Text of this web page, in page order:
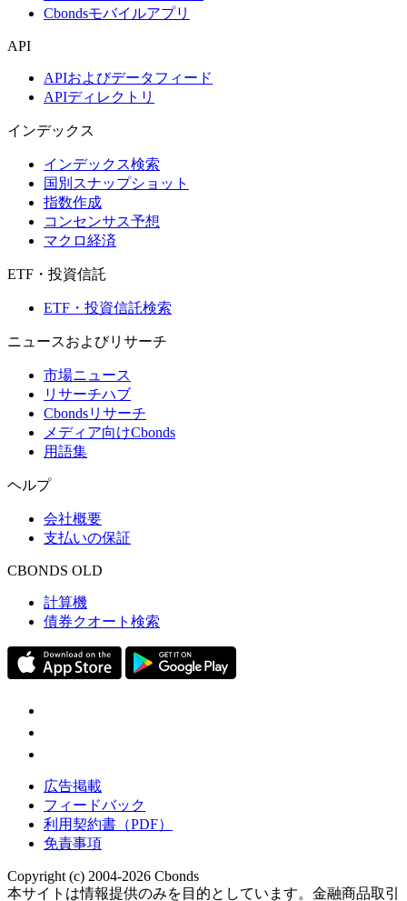
Cbondsモバイルアプリ
API
APIおよびデータフィード
APIディレクトリ
インデックス
インデックス検索
国別スナップショット
指数作成
コンセンサス予想
マクロ経済
ETF・投資信託
ETF・投資信託検索
ニュースおよびリサーチ
市場ニュース
リサーチハブ
Cbondsリサーチ
メディア向けCbonds
用語集
ヘルプ
会社概要
支払いの保証
CBONDS OLD
計算機
債券クオート検索
広告掲載
フィードバック
利用契約書（PDF）
免責事項
Copyright (c) 2004-2026 Cbonds
本サイトは情報提供のみを目的としています。金融商品取引